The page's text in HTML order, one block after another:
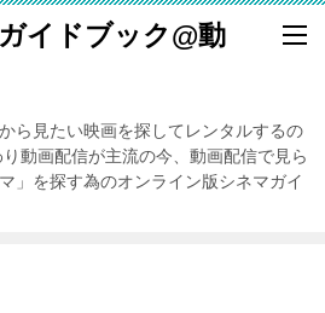
イドブック@動
ら見たい映画を探してレンタルするの
動画配信が主流の今、動画配信で見ら
」を探す為のオンライン版シネマガイ